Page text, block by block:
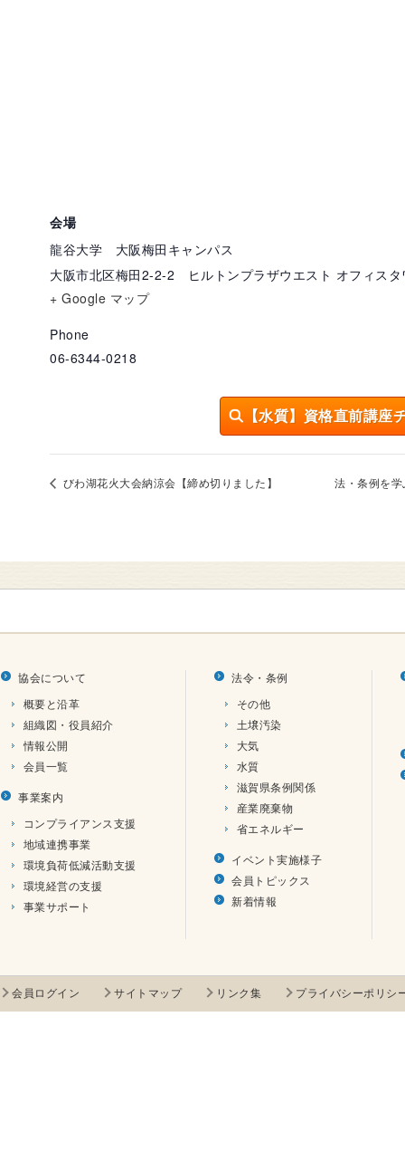
会場
龍谷大学 大阪梅田キャンパス
大阪市北区梅田2-2-2 ヒルトンプラザウエスト オフィスタ
+ Google マップ
Phone
06-6344-0218
【水質】資格直前講座
びわ湖花火大会納涼会【締め切りました】 法・条例を
協会について
概要と沿革
組織図・役員紹介
情報公開
会員一覧
事業案内
コンプライアンス支援
地域連携事業
環境負荷低減活動支援
環境経営の支援
事業サポート
法令・条例
その他
土壌汚染
大気
水質
滋賀県条例関係
産業廃棄物
省エネルギー
イベント実施様子
会員トピックス
新着情報
会員ログイン サイトマップ リンク集 プライバシーポリシ